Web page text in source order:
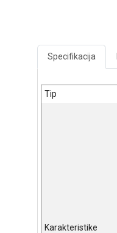
Specifikacija
Tip
Karakteristike